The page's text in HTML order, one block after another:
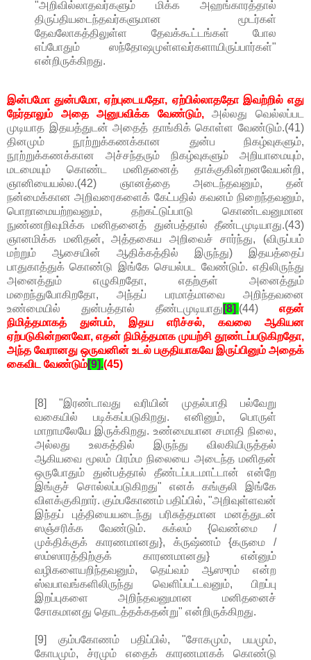
"அறிவில்லாதவர்களும் மிக்க அஹங்காரத்தால்
திருப்தியடைந்தவர்களுமான மூடர்கள்
தேவலோகத்திலுள்ள தேவக்கூட்டங்கள் போல
எப்போதும் ஸந்தோஷமுள்ளவர்களாயிருப்பார்கள்"
என்றிருக்கிறது.
இன்பமோ துன்பமோ, ஏற்புடையதோ, ஏற்பில்லாததோ இவற்றில் எது
நேர்தாலும் அதை அனுபவிக்க வேண்டும்,அல்லது வெல்லப்பட
முடியாத இதயத்துடன் அதைத் தாங்கிக் கொள்ள வேண்டும்.(41)
தினமும் நூற்றுக்கணக்கான துன்ப நிகழ்வுகளும்,
நூற்றுக்கணக்கான அச்சந்தரும் நிகழ்வுகளும் அறியாமையும்,
மடமையும் கொண்ட மனிதனைத் தாக்குகின்றனவேயன்றி,
ஞானியையல்ல.(42) ஞானத்தை அடைந்தவனும், தன்
நன்மைக்கான அறிவரைகளைக் கேட்பதில் கவனம் நிறைந்தவனும்,
பொறாமையற்றவனும், தற்கட்டுப்பாடு கொண்டவனுமான
நுண்ணறிவுமிக்க மனிதனைத் துன்பத்தால் தீண்டமுடியாது.(43)
ஞானமிக்க மனிதன், அத்தகைய அறிவைச் சார்ந்து, (விருப்பம்
மற்றும் ஆசையின் ஆதிக்கத்தில் இருந்து) இதயத்தைப்
பாதுகாத்துக் கொண்டு இங்கே செயல்பட வேண்டும். எதிலிருந்து
அனைத்தும் எழுகிறதோ, எதற்குள் அனைத்தும்
மறைந்துபோகிறதோ, அந்தப் பரமாத்மாவை அறிந்தவனை
உண்மையில் துன்பத்தால் தீண்டமுடியாது [8].(44) எதன்
நிமித்தமாகத் துன்பம், இதய எரிச்சல், கவலை ஆகியன
ஏற்படுகின்றனவோ, எதன் நிமித்தமாக முயற்சி தூண்டப்படுகிறதோ,
அந்த வேரானது ஒருவனின் உடல் பகுதியாகவே இருப்பினும் அதைக்
கைவிட வேண்டும்[9].(45)
[8] "இரண்டாவது வரியின் முதல்பாதி பல்வேறு
வகையில் படிக்கப்படுகிறது. எனினும், பொருள்
மாறாமலேயே இருக்கிறது. உண்மையான சமாதி நிலை,
அல்லது உலகத்தில் இருந்து விலகியிருத்தல்
ஆகியவை மூலம் பிரம்ம நிலையை அடைந்த மனிதன்
ஒருபோதும் துன்பத்தால் தீண்டப்படமாட்டான் என்றே
இங்குச் சொல்லப்படுகிறது" எனக் கங்குலி இங்கே
விளக்குகிறார். கும்பகோணம் பதிப்பில், "அறிவுள்ளவன்
இந்தப் புத்தியையடைந்து பரிசுத்தமான மனத்துடன்
ஸஞ்சரிக்க வேண்டும். சுக்லம் {வெண்மை /
முக்திக்குக் காரணமானது}, க்ருஷ்ணம் {கருமை /
ஸம்ஸாரத்திற்குக் காரணமானது} என்னும்
வழிகளையறிந்தவனும், தெய்வம் ஆஸுரம் என்ற
ஸ்வபாவங்களிலிருந்து வெளிப்பட்டவனும், பிறப்பு
இறப்புகளை அறிந்தவனுமான மனிதனைச்
சோகமானது தொடத்தக்கதன்று" என்றிருக்கிறது.
[9] கும்பகோணம் பதிப்பில், "சோகமும், பயமும்,
கோபமும், ச்ரமும் எதைக் காரணமாகக் கொண்டு